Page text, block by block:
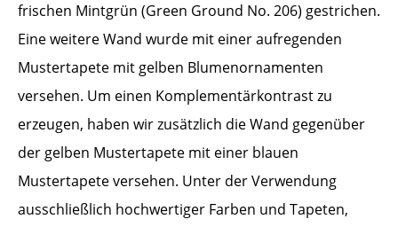
frischen Mintgrün (Green Ground No. 206) gestrichen.
Eine weitere Wand wurde mit einer aufregenden
Mustertapete mit gelben Blumenornamenten
versehen. Um einen Komplementärkontrast zu
erzeugen, haben wir zusätzlich die Wand gegenüber
der gelben Mustertapete mit einer blauen
Mustertapete versehen. Unter der Verwendung
ausschließlich hochwertiger Farben und Tapeten,